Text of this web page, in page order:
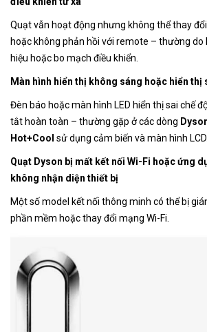
Quạt vẫn hoạt động nhưng không thể thay
hoặc không phản hồi với remote – thường do
hiệu hoặc bo mạch điều khiển.
Màn hình hiển thị không sáng hoặc hiển thị
Đèn báo hoặc màn hình LED hiển thị sai chế
tắt hoàn toàn – thường gặp ở các dòng
Hot+Cool sử dụng cảm biến và màn hình LCD.
Quạt Dyson bị mất kết nối Wi-Fi hoặc ứng
không nhận diện thiết bị
Một số model kết nối thông minh có thể bị
phần mềm hoặc thay đổi mạng Wi-Fi.